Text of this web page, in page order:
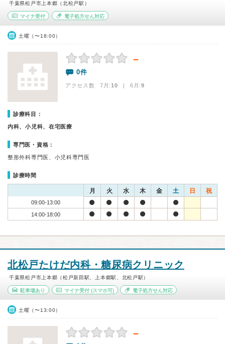
千葉県松戸市上本郷（北松戸駅）
マイナ受付 電子処方せん対応
土曜（〜18:00）
－
0件
アクセス数 7月:10 | 6月:9
診療科目：
内科、小児科、在宅医療
専門医・資格：
整形外科専門医、小児科専門医
診療時間
月 火 水 木 金 土 日 祝
09:00-13:00
14:00-18:00
北松戸たけだ内科・糖尿病クリニック
千葉県松戸市上本郷（松戸新田駅、上本郷駅、北松戸駅）
駐車場あり マイナ受付(スマホ可) 電子処方せん対応
土曜（〜13:00）
－